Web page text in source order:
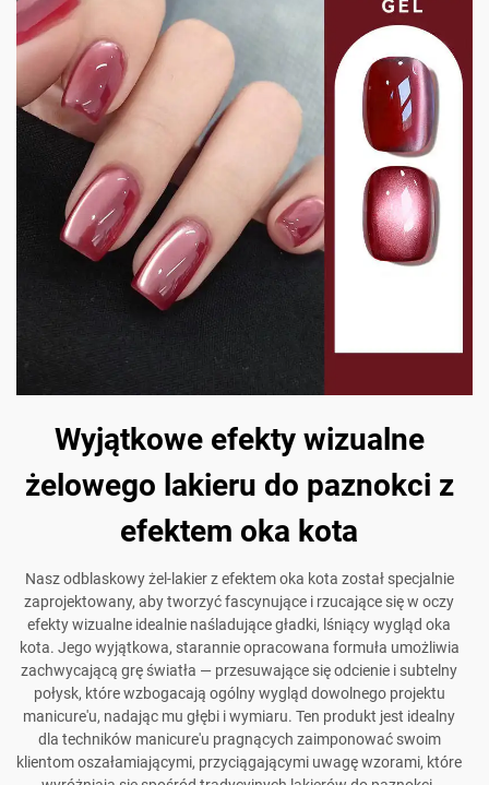
Wyjątkowe efekty wizualne
żelowego lakieru do paznokci z
efektem oka kota
Nasz odblaskowy żel-lakier z efektem oka kota został specjalnie
zaprojektowany, aby tworzyć fascynujące i rzucające się w oczy
efekty wizualne idealnie naśladujące gładki, lśniący wygląd oka
kota. Jego wyjątkowa, starannie opracowana formuła umożliwia
zachwycającą grę światła — przesuwające się odcienie i subtelny
połysk, które wzbogacają ogólny wygląd dowolnego projektu
manicure'u, nadając mu głębi i wymiaru. Ten produkt jest idealny
dla techników manicure'u pragnących zaimponować swoim
klientom oszałamiającymi, przyciągającymi uwagę wzorami, które